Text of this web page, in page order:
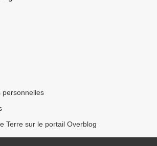
personnelles
Terre sur le portail Overblog